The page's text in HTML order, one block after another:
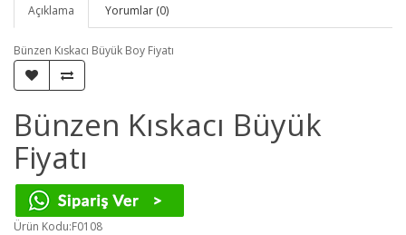
Açıklama Yorumlar (0)
Bünzen Kıskacı Büyük Boy Fiyatı
Bünzen Kıskacı Büyük
Fiyatı
Ürün Kodu:F0108